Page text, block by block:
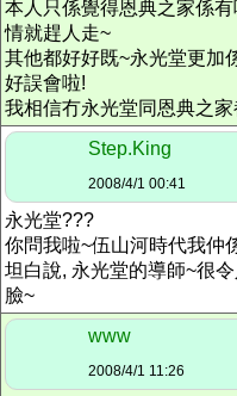
本人只係覺得恩典之家係
情就趕人走~
其他都好好既~永光堂更加
好誤會啦!
我相信冇永光堂同恩典之
Step.King
2008/4/1 00:41
永光堂???
你問我啦~伍山河時代我仲
坦白說, 永光堂的導師~很
臉~
www
2008/4/1 11:26